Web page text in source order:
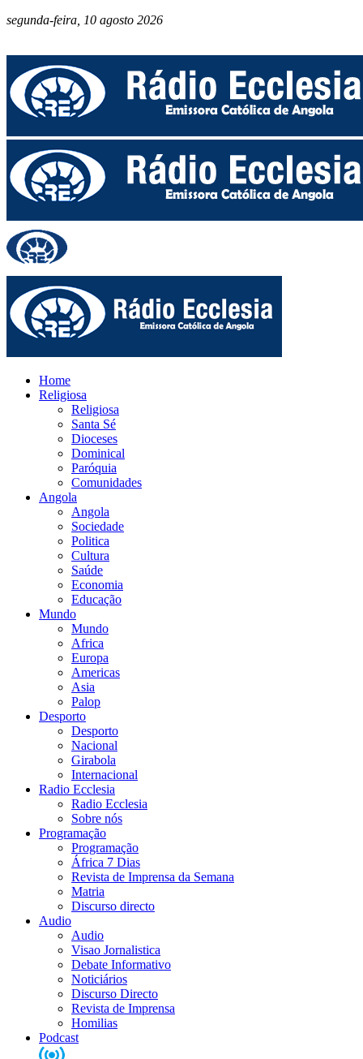
segunda-feira, 10 agosto 2026
Home
Religiosa
Religiosa
Santa Sé
Dioceses
Dominical
Paróquia
Comunidades
Angola
Angola
Sociedade
Politica
Cultura
Saúde
Economia
Educação
Mundo
Mundo
Africa
Europa
Americas
Asia
Palop
Desporto
Desporto
Nacional
Girabola
Internacional
Radio Ecclesia
Radio Ecclesia
Sobre nós
Programação
Programação
África 7 Dias
Revista de Imprensa da Semana
Matria
Discurso directo
Audio
Audio
Visao Jornalistica
Debate Informativo
Noticiários
Discurso Directo
Revista de Imprensa
Homilias
Podcast